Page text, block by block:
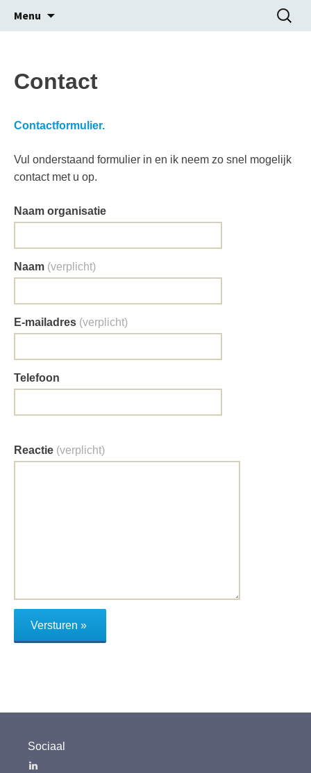
Patrick Komen
Menu
Zoeken
naar:
Contact
Contactformulier.
Vul onderstaand formulier in en ik neem zo snel mogelijk
contact met u op.
Naam organisatie
Naam (verplicht)
E-mailadres (verplicht)
Telefoon
Reactie (verplicht)
Sociaal